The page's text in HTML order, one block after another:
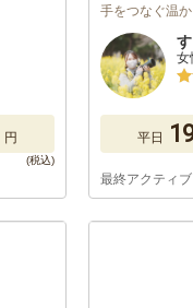
円
手をつなぐ温
女
平日
最終アクティ